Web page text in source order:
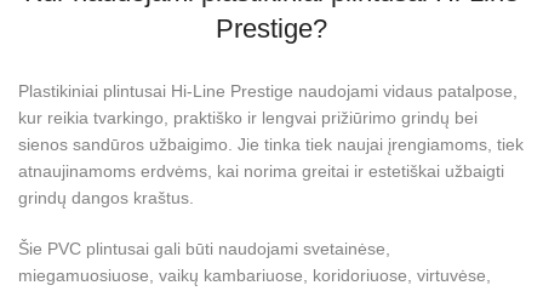
Prestige?
Plastikiniai plintusai Hi-Line Prestige naudojami vidaus patalpose,
kur reikia tvarkingo, praktiško ir lengvai prižiūrimo grindų bei
sienos sandūros užbaigimo. Jie tinka tiek naujai įrengiamoms, tiek
atnaujinamoms erdvėms, kai norima greitai ir estetiškai užbaigti
grindų dangos kraštus.
Šie PVC plintusai gali būti naudojami svetainėse,
miegamuosiuose, vaikų kambariuose, koridoriuose, virtuvėse,